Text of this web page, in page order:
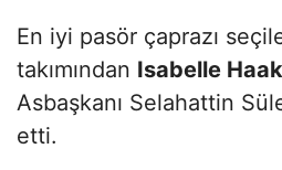
En iyi pasör çaprazı
takımından Isabelle
Asbaşkanı Selahattin
etti.